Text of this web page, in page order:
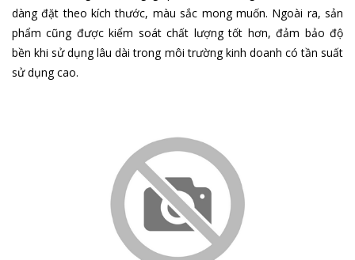
dàng đặt theo kích thước, màu sắc mong muốn. Ngoài ra, sản
phẩm cũng được kiểm soát chất lượng tốt hơn, đảm bảo độ
bền khi sử dụng lâu dài trong môi trường kinh doanh có tần suất
sử dụng cao.